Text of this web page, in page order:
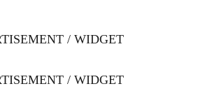
/ WIDGET
/ WIDGET